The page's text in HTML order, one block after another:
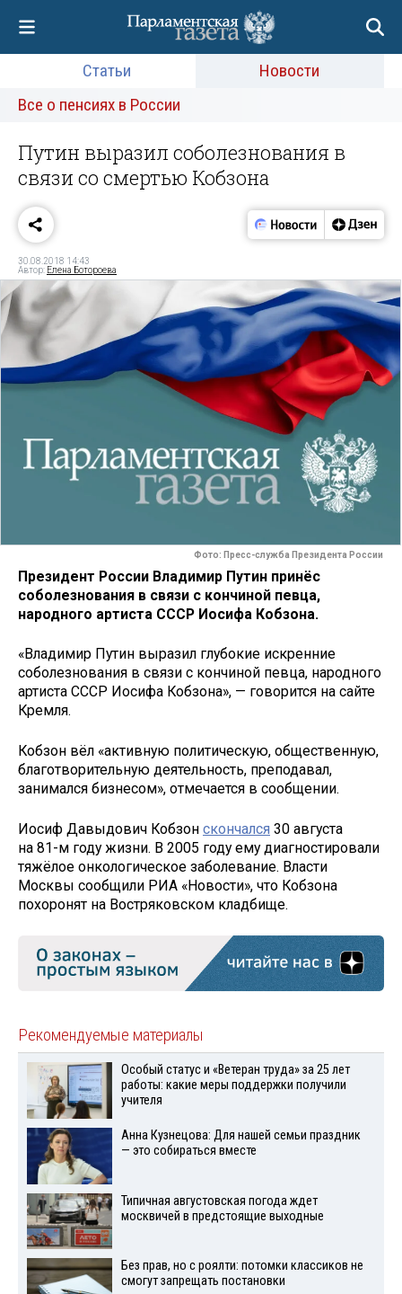
Статьи
Новости
Все о пенсиях в России
Путин выразил соболезнования в
связи со смертью Кобзона
30.08.2018 14:43
Автор: Елена Ботороева
Фото: Пресс-служба Президента России
Президент России Владимир Путин принёс
соболезнования в связи с кончиной певца,
народного артиста СССР Иосифа Кобзона.
«Владимир Путин выразил глубокие искренние
соболезнования в связи с кончиной певца, народного
артиста СССР Иосифа Кобзона», — говорится на сайте
Кремля.
Кобзон вёл «активную политическую, общественную,
благотворительную деятельность, преподавал,
занимался бизнесом», отмечается в сообщении.
Иосиф Давыдович Кобзон скончался 30 августа
на 81-м году жизни. В 2005 году ему диагностировали
тяжёлое онкологическое заболевание. Власти
Москвы сообщили РИА «Новости», что Кобзона
похоронят на Востряковском кладбище.
Рекомендуемые материалы
Особый статус и «Ветеран труда» за 25 лет
работы: какие меры поддержки получили
учителя
Анна Кузнецова: Для нашей семьи праздник
— это собираться вместе
Типичная августовская погода ждет
москвичей в предстоящие выходные
Без прав, но с роялти: потомки классиков не
смогут запрещать постановки